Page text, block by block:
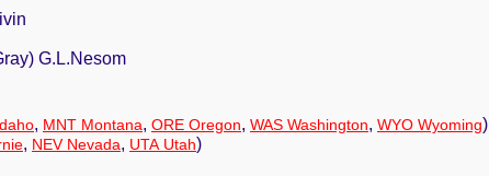
G.L.Nesom
, MNT Montana, ORE Oregon, WAS Washington, WYO Wyoming)
, NEV Nevada, UTA Utah)